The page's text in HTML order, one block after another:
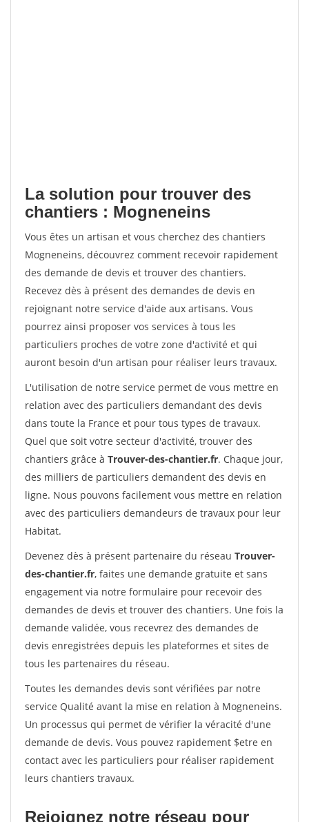
La solution pour trouver des
chantiers : Mogneneins
Vous êtes un artisan et vous cherchez des chantiers
Mogneneins, découvrez comment recevoir rapidement
des demande de devis et trouver des chantiers.
Recevez dès à présent des demandes de devis en
rejoignant notre service d'aide aux artisans. Vous
pourrez ainsi proposer vos services à tous les
particuliers proches de votre zone d'activité et qui
auront besoin d'un artisan pour réaliser leurs travaux.
L'utilisation de notre service permet de vous mettre en
relation avec des particuliers demandant des devis
dans toute la France et pour tous types de travaux.
Quel que soit votre secteur d'activité, trouver des
chantiers grâce à Trouver-des-chantier.fr. Chaque jour,
des milliers de particuliers demandent des devis en
ligne. Nous pouvons facilement vous mettre en relation
avec des particuliers demandeurs de travaux pour leur
Habitat.
Devenez dès à présent partenaire du réseau Trouver-
des-chantier.fr, faites une demande gratuite et sans
engagement via notre formulaire pour recevoir des
demandes de devis et trouver des chantiers. Une fois la
demande validée, vous recevrez des demandes de
devis enregistrées depuis les plateformes et sites de
tous les partenaires du réseau.
Toutes les demandes devis sont vérifiées par notre
service Qualité avant la mise en relation à Mogneneins.
Un processus qui permet de vérifier la véracité d'une
demande de devis. Vous pouvez rapidement $etre en
contact avec les particuliers pour réaliser rapidement
leurs chantiers travaux.
Rejoignez notre réseau pour